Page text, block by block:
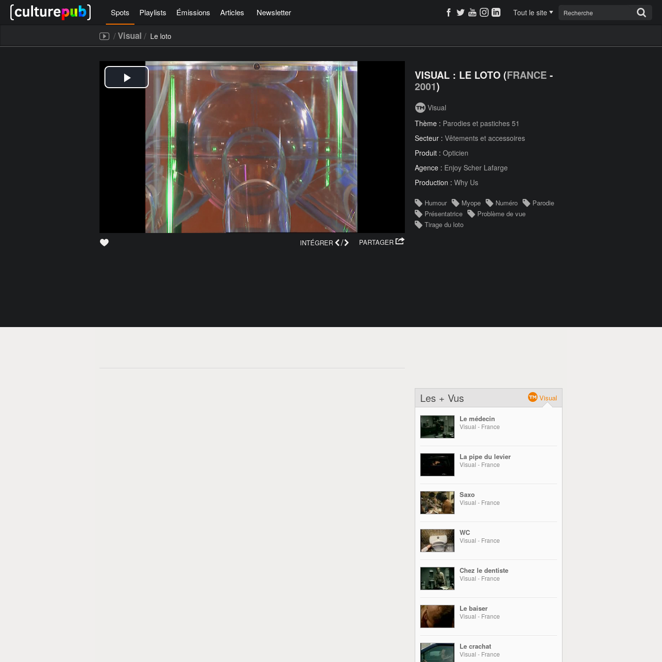
Spots Playlists Émissions Articles Newsletter Tout le site
/Visual / Le loto
PARTAGER
INTÉGRER /
VISUAL : LE LOTO (FRANCE -
2001)
Visual
Thème : Parodies et pastiches 51
Secteur : Vêtements et accessoires
Produit : Opticien
Agence : Enjoy Scher Lafarge
Production : Why Us
Humour Myope Numéro
Parodie
Présentatrice
Problème de vue
Tirage du loto
Les + Vus Visual
Le médecin
Visual - France
La pipe du levier
Visual - France
Saxo
Visual - France
WC
Visual - France
Chez le dentiste
Visual - France
Le baiser
Visual - France
Le crachat
Visual - France